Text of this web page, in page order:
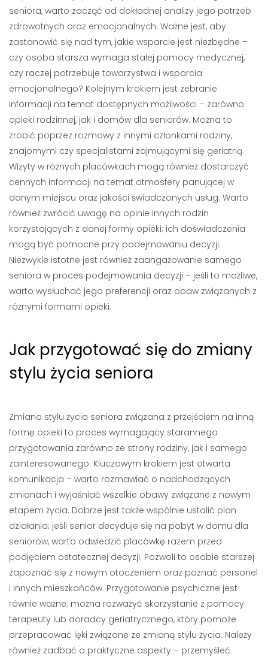
seniora, warto zacząć od dokładnej analizy jego potrzeb
zdrowotnych oraz emocjonalnych. Ważne jest, aby
zastanowić się nad tym, jakie wsparcie jest niezbędne –
czy osoba starsza wymaga stałej pomocy medycznej,
czy raczej potrzebuje towarzystwa i wsparcia
emocjonalnego? Kolejnym krokiem jest zebranie
informacji na temat dostępnych możliwości – zarówno
opieki rodzinnej, jak i domów dla seniorów. Można to
zrobić poprzez rozmowy z innymi członkami rodziny,
znajomymi czy specjalistami zajmującymi się geriatrią.
Wizyty w różnych placówkach mogą również dostarczyć
cennych informacji na temat atmosfery panującej w
danym miejscu oraz jakości świadczonych usług. Warto
również zwrócić uwagę na opinie innych rodzin
korzystających z danej formy opieki; ich doświadczenia
mogą być pomocne przy podejmowaniu decyzji.
Niezwykle istotne jest również zaangażowanie samego
seniora w proces podejmowania decyzji – jeśli to możliwe,
warto wysłuchać jego preferencji oraz obaw związanych z
różnymi formami opieki.
Jak przygotować się do zmiany
stylu życia seniora
Zmiana stylu życia seniora związana z przejściem na inną
formę opieki to proces wymagający starannego
przygotowania zarówno ze strony rodziny, jak i samego
zainteresowanego. Kluczowym krokiem jest otwarta
komunikacja – warto rozmawiać o nadchodzących
zmianach i wyjaśniać wszelkie obawy związane z nowym
etapem życia. Dobrze jest także wspólnie ustalić plan
działania; jeśli senior decyduje się na pobyt w domu dla
seniorów, warto odwiedzić placówkę razem przed
podjęciem ostatecznej decyzji. Pozwoli to osobie starszej
zapoznać się z nowym otoczeniem oraz poznać personel
i innych mieszkańców. Przygotowanie psychiczne jest
równie ważne; można rozważyć skorzystanie z pomocy
terapeuty lub doradcy geriatrycznego, który pomoże
przepracować lęki związane ze zmianą stylu życia. Należy
również zadbać o praktyczne aspekty – przemyśleć